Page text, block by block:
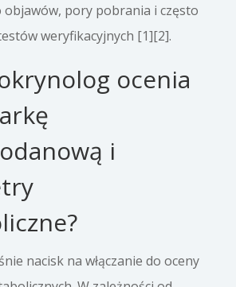
objawów, pory pobrania i często
weryfikacyjnych [1][2].
ocenia
i
nacisk na włączanie do oceny